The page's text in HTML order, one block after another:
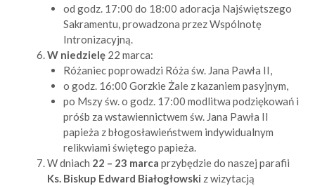
od godz. 17:00 do 18:00 adoracja Najświętszego
Sakramentu, prowadzona przez Wspólnotę
Intronizacyjną.
W niedzielę 22 marca:
Różaniec poprowadzi Róża św. Jana Pawła II,
o godz. 16:00 Gorzkie Żale z kazaniem pasyjnym,
po Mszy św. o godz. 17:00 modlitwa podziękowań i
próśb za wstawiennictwem św. Jana Pawła II
papieża z błogosławieństwem indywidualnym
relikwiami świętego papieża.
W dniach 22 – 23 marca przybędzie do naszej parafii
Ks. Biskup Edward Białogłowski z wizytacją